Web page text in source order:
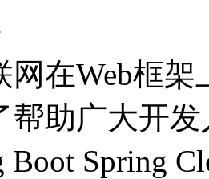
网在Web框
帮助广大开
Boot Spring